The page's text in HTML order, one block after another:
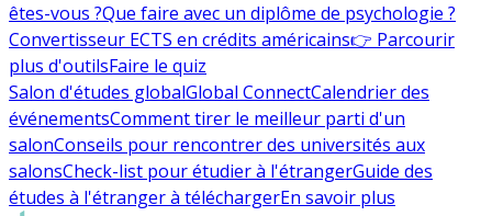
êtes-vous ?Que faire avec un diplôme de psychologie ?
Convertisseur ECTS en crédits américains👉 Parcourir
plus d'outilsFaire le quiz
Salon d'études globalGlobal ConnectCalendrier des
événementsComment tirer le meilleur parti d'un
salonConseils pour rencontrer des universités aux
salonsCheck-list pour étudier à l'étrangerGuide des
études à l'étranger à téléchargerEn savoir plus